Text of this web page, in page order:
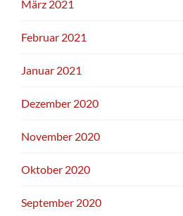
März 2021
Februar 2021
Januar 2021
Dezember 2020
November 2020
Oktober 2020
September 2020